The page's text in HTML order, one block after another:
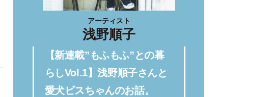
アーティスト
浅野順子
【新連載”もふもふ”との暮
らしVol.1】浅野順子さんと
愛犬ビスちゃんのお話。